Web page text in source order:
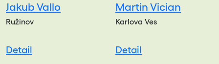
Jakub Vallo
Ružinov
Detail
Martin Vician
Karlova Ves
Detail